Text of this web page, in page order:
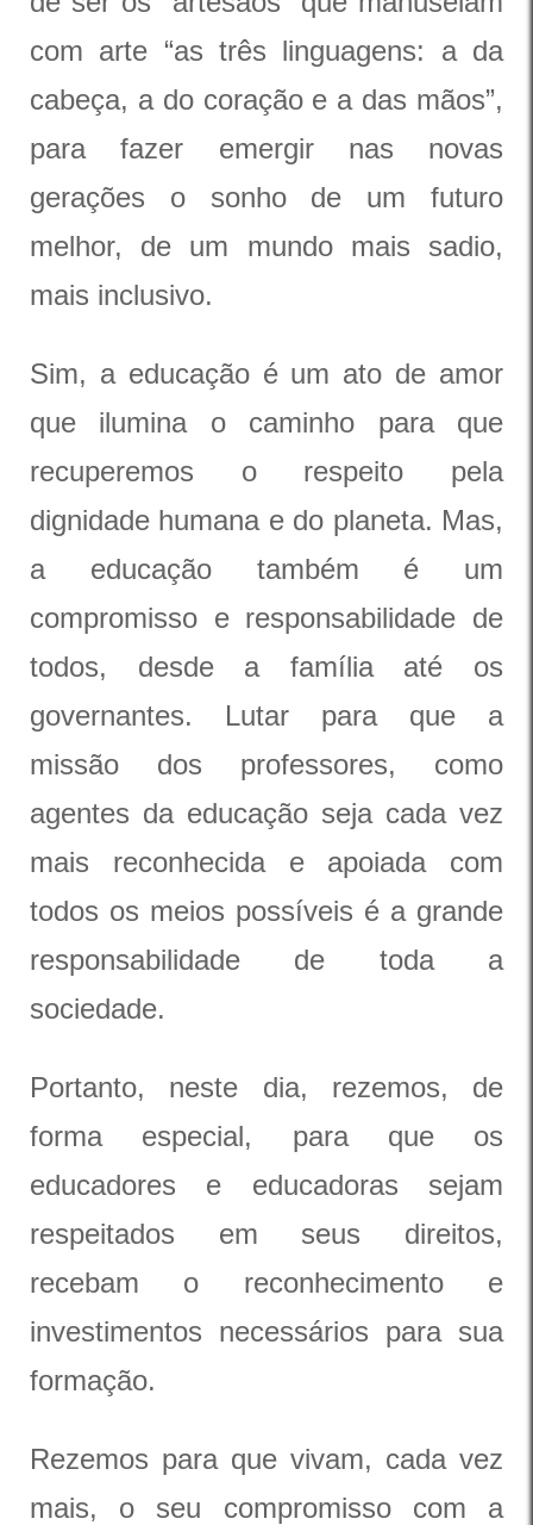
com arte “as três linguagens: a da
cabeça, a do coração e a das mãos”,
para fazer emergir nas novas
gerações o sonho de um futuro
melhor, de um mundo mais sadio,
mais inclusivo.
Sim, a educação é um ato de amor
que ilumina o caminho para que
recuperemos o respeito pela
dignidade humana e do planeta. Mas,
a educação também é um
compromisso e responsabilidade de
todos, desde a família até os
governantes. Lutar para que a
missão dos professores, como
agentes da educação seja cada vez
mais reconhecida e apoiada com
todos os meios possíveis é a grande
responsabilidade de toda a
sociedade.
Portanto, neste dia, rezemos, de
forma especial, para que os
educadores e educadoras sejam
respeitados em seus direitos,
recebam o reconhecimento e
investimentos necessários para sua
formação.
Rezemos para que vivam, cada vez
mais, o seu compromisso com a